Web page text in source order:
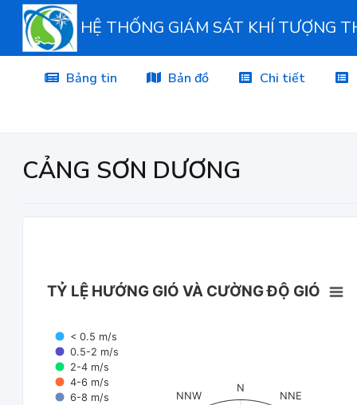
HỆ THỐNG GIÁM SÁT KHÍ TƯỢNG
Bảng tin Bản đồ Chi tiết
CẢNG SƠN DƯƠNG
TỶ LỆ HƯỚNG GIÓ VÀ CƯỜNG ĐỘ GIÓ
< 0.5 m/s
0.5-2 m/s
2-4 m/s
4-6 m/s
6-8 m/s
N
NNE
NNW